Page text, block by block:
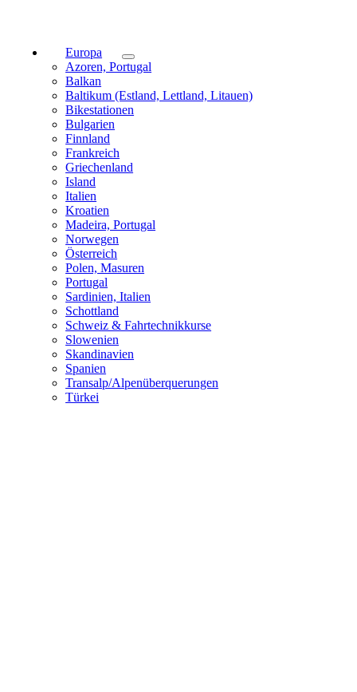
Europa
Azoren, Portugal
Balkan
Baltikum (Estland, Lettland, Litauen)
Bikestationen
Bulgarien
Finnland
Frankreich
Griechenland
Island
Italien
Kroatien
Madeira, Portugal
Norwegen
Österreich
Polen, Masuren
Portugal
Sardinien, Italien
Schottland
Schweiz & Fahrtechnikkurse
Slowenien
Skandinavien
Spanien
Transalp/Alpenüberquerungen
Türkei